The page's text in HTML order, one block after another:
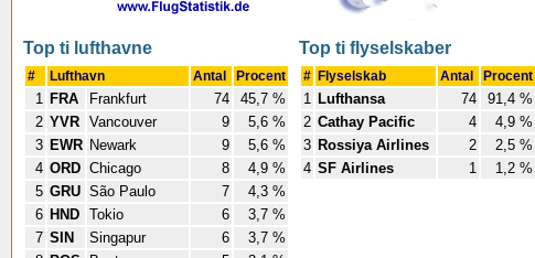
Top ti lufthavne
# Lufthavn Antal Procent
1 FRA Frankfurt 74
45,7 %
2 YVR Vancouver 9
5,6 %
3 EWR Newark 9
5,6 %
4 ORD Chicago 8
4,9 %
5 GRU São Paulo 7
4,3 %
6 HND Tokio 6
3,7 %
7 SIN Singapur 6
3,7 %
Top ti flyselskaber
# Flyselskab Antal Procent
1 Lufthansa 74
91,4 %
2 Cathay Pacific 4
4,9 %
3 Rossiya Airlines 2
2,5 %
4 SF Airlines 1 1,2 %